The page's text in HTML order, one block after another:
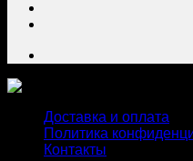
Доставка и оплата
Политика
Контакты